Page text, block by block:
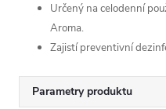
Určený na celodenní
Aroma.
Zajistí preventivní
Parametry produktu